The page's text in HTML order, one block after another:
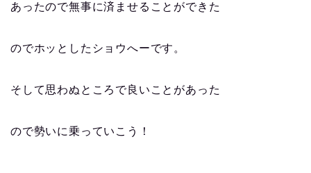
あったので無事に済ませることができた
のでホッとしたショウへーです。
そして思わぬところで良いことがあった
ので勢いに乗っていこう！